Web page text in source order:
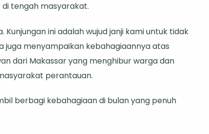
tengah masyarakat.
ini adalah wujud janji kami untuk tidak
juga menyampaikan kebahagiaannya atas
dari Makassar yang menghibur warga dan
perantauan.
berbagi kebahagiaan di bulan yang penuh